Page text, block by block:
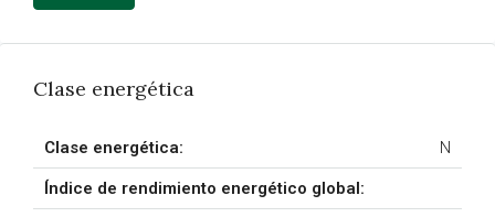
Clase energética
Clase energética: N
Índice de rendimiento energético global: